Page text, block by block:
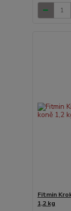
Fitmin
1,2 kg